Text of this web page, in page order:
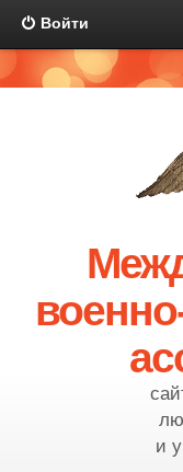
Войти
и